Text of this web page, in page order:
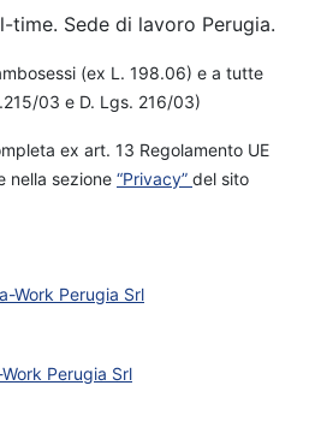
Sede di lavoro Perugia.
(ex L. 198.06) e a tutte
03 e D. Lgs. 216/03)
ex art. 13 Regolamento UE
nella sezione “Privacy” del sito
Work Perugia Srl
Perugia Srl